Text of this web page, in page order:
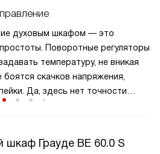
заметно снижает расход
— такое стекло требует
использовать абразивы, чтобы
Зато комфорт
делают его идеальным выбором
духовым шкафом — это
Поворотные регуляторы
температуру, не вникая
скачков напряжения,
Да, здесь нет точности
проверенный временем и по-
Грауде BE 60.0 S